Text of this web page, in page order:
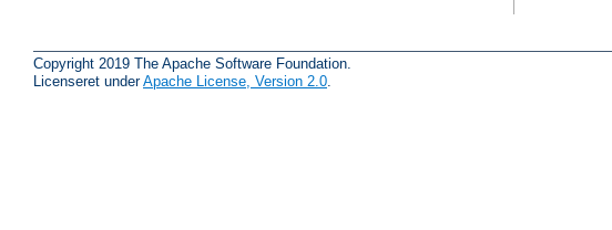
Copyright 2019 The Apache Software Foundation.
Licenseret underApache License, Version 2.0